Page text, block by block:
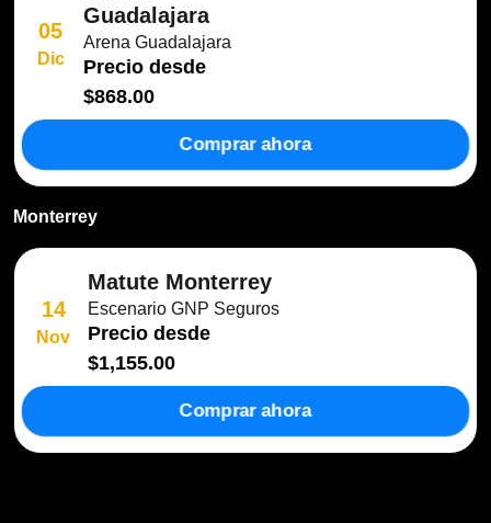
05
Dic
Guadalajara
Arena Guadalajara
Precio desde
$868.00
Comprar ahora
Monterrey
14
Nov
Matute Monterrey
Escenario GNP Seguros
Precio desde
$1,155.00
Comprar ahora